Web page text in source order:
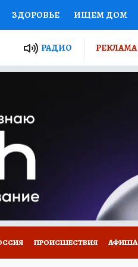
ЗДОРОВЬЕ ИЩЕМ ДОМ
ПРОЕКТЫ РОССИИ
ПУТЕВОДИТЕЛЬ
ПОТРЕБИТЕЛЯ
РАДИО РЕКЛАМА
ПРОИСШЕСТВИЯ АФИША